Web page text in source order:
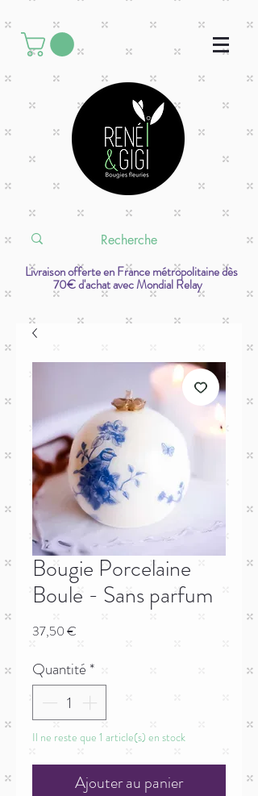
Livraison offerte en France métropolitaine dès
70€ d'achat avec Mondial Relay
Bougie Porcelaine
Boule - Sans parfum
37,50 €
Quantité *
Il ne reste que 1 article(s) en stock
Ajouter au panier